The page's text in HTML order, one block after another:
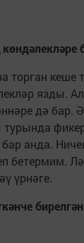
торган кеше
язды.
дә бар.
анда.
бетермим.
үрнәге.